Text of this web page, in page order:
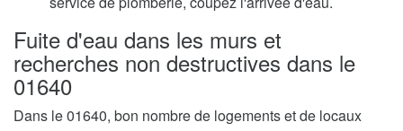
Fuite d'eau dans les murs et
recherches non destructives dans le
01640
Dans le 01640, bon nombre de logements et de locaux